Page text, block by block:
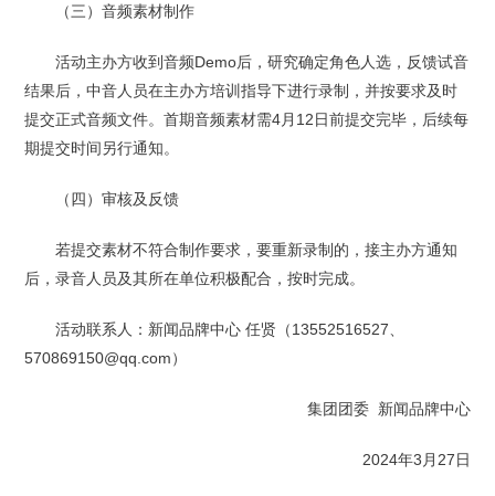
（三）音频素材制作
活动主办方收到音频Demo后，研究确定角色人选，反馈试音
结果后，中音人员在主办方培训指导下进行录制，并按要求及时
提交正式音频文件。首期音频素材需4月12日前提交完毕，后续每
期提交时间另行通知。
（四）审核及反馈
若提交素材不符合制作要求，要重新录制的，接主办方通知
后，录音人员及其所在单位积极配合，按时完成。
活动联系人：新闻品牌中心 任贤（13552516527、
570869150@qq.com）
集团团委 新闻品牌中心
2024年3月27日